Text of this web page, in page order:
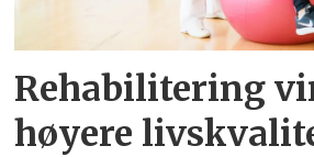
Rehabilitering
høyere